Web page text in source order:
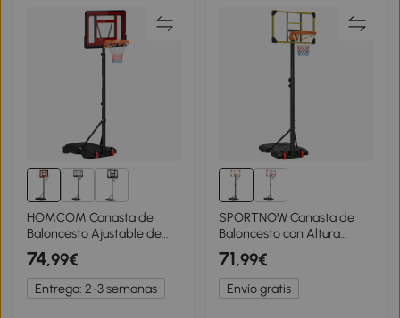
HOMCOM Canasta de
Baloncesto Ajustable de
205-261 cm Aro de
Baloncesto Portátil con
Soporte de Acero Base
Rellenable y 2 Ruedas de
74,99€
Entrega: 2-3 semanas
SPORTNOW Canasta de
Baloncesto con Altura
Ajustable 178-208 cm
Ruedas y Base Rellenable
para +6 Años 75x56x210-
240 cm Amarillo y Negro
71,99€
Envío gratis